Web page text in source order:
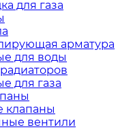
для газа
арматура
для воды
для газа
клапаны
вентили